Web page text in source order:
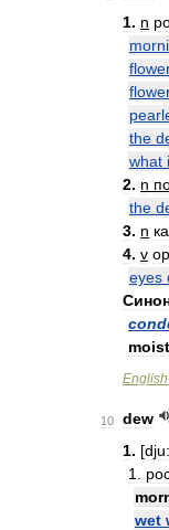
1. n
the
what
2. n
the
3. n
4. v
eyes
English
10
dew
1. [dju:
1
wet